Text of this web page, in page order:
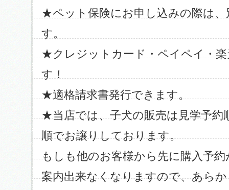
★ペット保険にお申し込みの際は、
す。
★クレジットカード・ペイペイ・
す！
★適格請求書発行できます。
★当店では、子犬の販売は見学予約
順でお譲りしております。
もしも他のお客様から先に購入予
案内出来なくなりますので、あら